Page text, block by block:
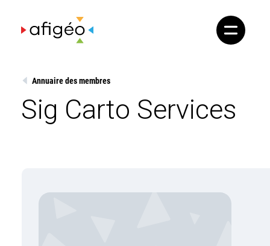
content
Annuaire des membres
Sig Carto Services